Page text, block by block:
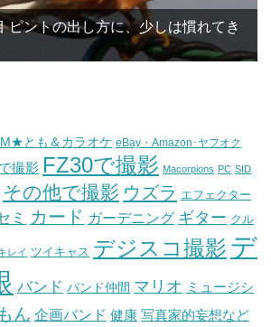
ピントの出し方に、少しは慣れてき
とも＆カラオケ eBay・Amazon･ヤフオク
撮影 FZ30で撮影 Macorpions PC SID
その他で撮影 ウズラ エフェクター
ミ カード ガーデニング ギター クル
レイ ツイキャス デジスコ撮影 デ
バンド バンド仲間 マリオ ミュージシ
ん 企画バンド 健康 写真家的妄想など